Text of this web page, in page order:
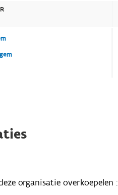
organisatie overkoepelen :